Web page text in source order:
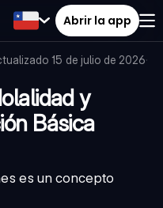
Abrir la app
15 de julio de 2026·
y
Básica
es un concepto